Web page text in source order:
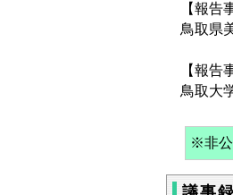
【報
鳥取県
【報
鳥取大
※非公